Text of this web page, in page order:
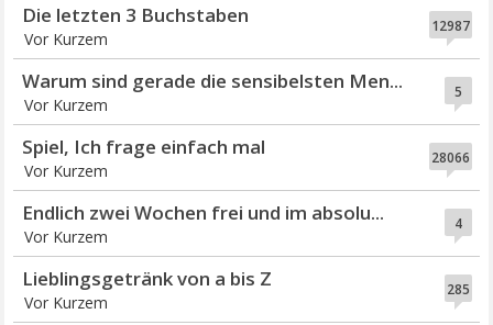
12987
Die letzten 3 Buchstaben
Vor Kurzem
5
Warum sind gerade die sensibelsten Men...
Vor Kurzem
28066
Spiel, Ich frage einfach mal
Vor Kurzem
4
Endlich zwei Wochen frei und im absolu...
Vor Kurzem
285
Lieblingsgetränk von a bis Z
Vor Kurzem